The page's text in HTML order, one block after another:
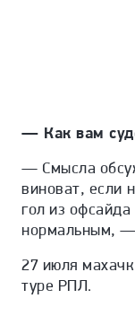
— Как вам
— Смысла
виноват, если
гол из
нормальным, —
27 июля
туре РПЛ.